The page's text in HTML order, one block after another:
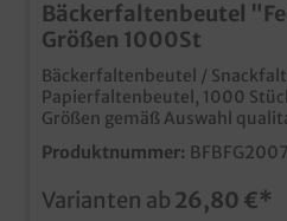
Bäckerfaltenbeutel
Größen 1000St
Bäckerfaltenbeutel /
Papierfaltenbeutel, 1000
Größen gemäß Auswahl qualitativer Faltenbeutel für
den Einsatz in Bäckerei, Backshop
Good" Neutraldesign verschiedene Größen je nach
bedruckbar, für eine
Produktnummer:
Varianten ab 26,80 €*